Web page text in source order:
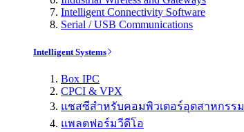
Intelligent Connectivity Software
Serial / USB Communications
Intelligent Systems
Box IPC
CPCI & VPX
แชสซีสำหรับคอมพิวเตอร์อุตสาหกรรม
แพลตฟอร์มวีดีโอ